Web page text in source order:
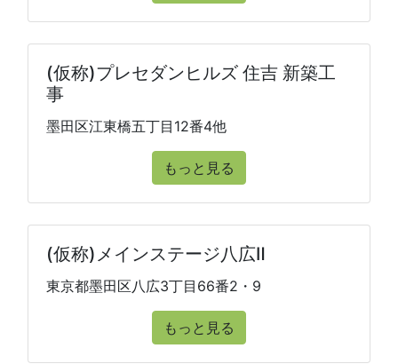
(仮称)プレセダンヒルズ 住吉 新築工
事
墨田区江東橋五丁目12番4他
もっと見る
(仮称)メインステージ八広Ⅱ
東京都墨田区八広3丁目66番2・9
もっと見る